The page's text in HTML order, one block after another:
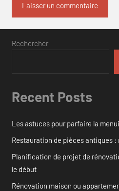
Rechercher
Recent Posts
Les astuces pour parfaire la
Restauration de pièces antiques
Planification de projet de
le début
Rénovation maison ou